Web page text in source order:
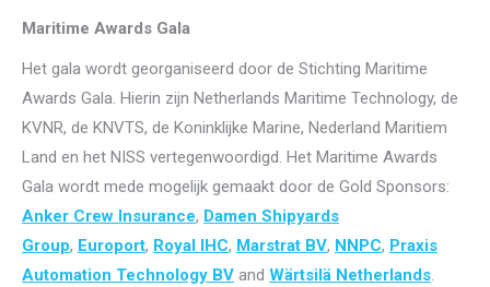
Maritime Awards Gala
Het gala wordt georganiseerd door de Stichting Maritime
Awards Gala. Hierin zijn Netherlands Maritime Technology, de
KVNR, de KNVTS, de Koninklijke Marine, Nederland Maritiem
Land en het NISS vertegenwoordigd. Het Maritime Awards
Gala wordt mede mogelijk gemaakt door de Gold Sponsors:
Anker Crew Insurance, Damen Shipyards
Group, Europort, Royal IHC, Marstrat BV, NNPC, Praxis
Automation Technology BV and Wärtsilä Netherlands.